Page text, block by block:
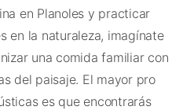
en Planoles y practicar
en la naturaleza, imagínate
una comida familiar con
del paisaje. El mayor pro
es que encontrarás